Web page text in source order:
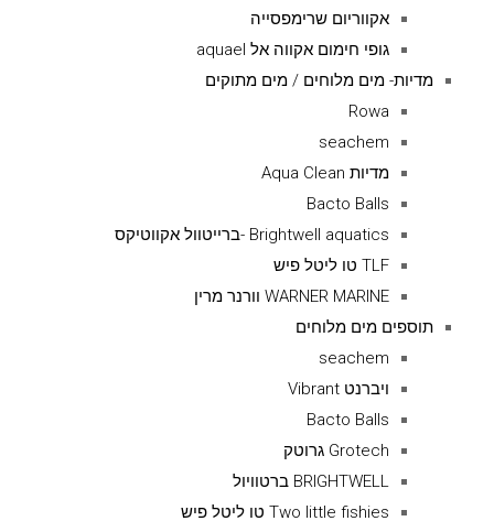
אקווריום שרימפסייה
גופי חימום אקווה אל aquael
מדיות- מים מלוחים / מים מתוקים
Rowa
seachem
מדיות Aqua Clean
Bacto Balls
Brightwell aquatics -ברייטוול אקווטיקס
TLF טו ליטל פיש
WARNER MARINE וורנר מרין
תוספים מים מלוחים
seachem
ויברנט Vibrant
Bacto Balls
Grotech גרוטק
BRIGHTWELL ברטוויול
Two little fishies טו ליטל פיש